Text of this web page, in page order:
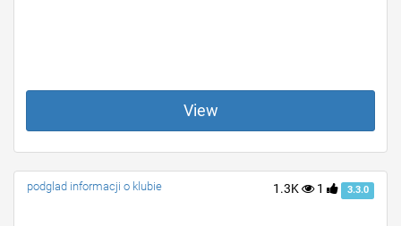
View
1.3K 1 3.3.0
podglad informacji o klubie